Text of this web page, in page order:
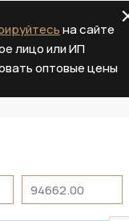
на сайте
лицо или ИП
оптовые цены